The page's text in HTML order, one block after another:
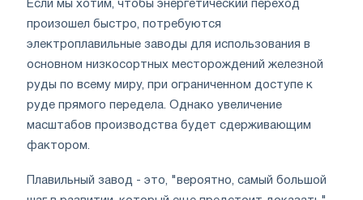
Если мы хотим, чтобы энергетический переход
произошел быстро, потребуются
электроплавильные заводы для использования в
основном низкосортных месторождений железной
руды по всему миру, при ограниченном доступе к
руде прямого передела. Однако увеличение
масштабов производства будет сдерживающим
фактором.
Плавильный завод - это, "вероятно, самый большой